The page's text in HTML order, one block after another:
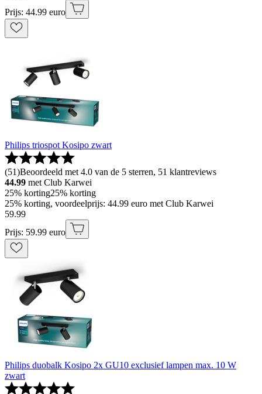
Prijs: 44.99 euro
Philips triospot Kosipo zwart
(51)Beoordeeld met 4.0 van de 5 sterren, 51 klantreviews
44.99 met Club Karwei
25% korting25% korting
25% korting, voordeelprijs: 44.99 euro met Club Karwei
59.99
Prijs: 59.99 euro
Philips duobalk Kosipo 2x GU10 exclusief lampen max. 10 W
zwart